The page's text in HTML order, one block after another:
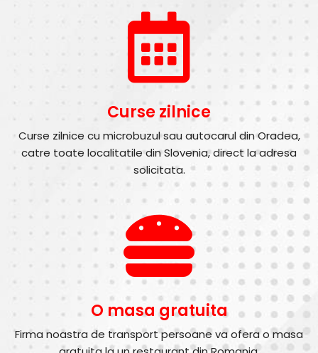
Curse zilnice
Curse zilnice cu microbuzul sau autocarul din Oradea,
catre toate localitatile din Slovenia, direct la adresa
solicitata.
O masa gratuita
Firma noastra de transport persoane va ofera o masa